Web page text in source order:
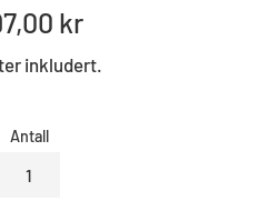
kr
inkludert.
Antall